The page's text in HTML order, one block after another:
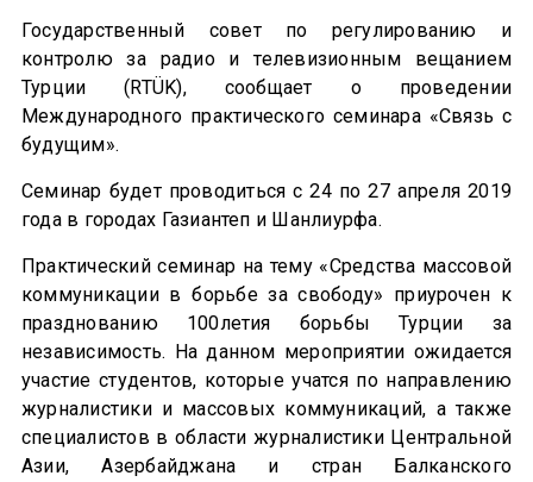
Государственный совет по регулированию и
контролю за радио и телевизионным вещанием
Турции (RTÜK), сообщает о проведении
Международного практического семинара «Связь с
будущим».
Семинар будет проводиться с 24 по 27 апреля 2019
года в городах Газиантеп и Шанлиурфа.
Практический семинар на тему «Средства массовой
коммуникации в борьбе за свободу» приурочен к
празднованию 100летия борьбы Турции за
независимость. На данном мероприятии ожидается
участие студентов, которые учатся по направлению
журналистики и массовых коммуникаций, а также
специалистов в области журналистики Центральной
Азии, Азербайджана и стран Балканского